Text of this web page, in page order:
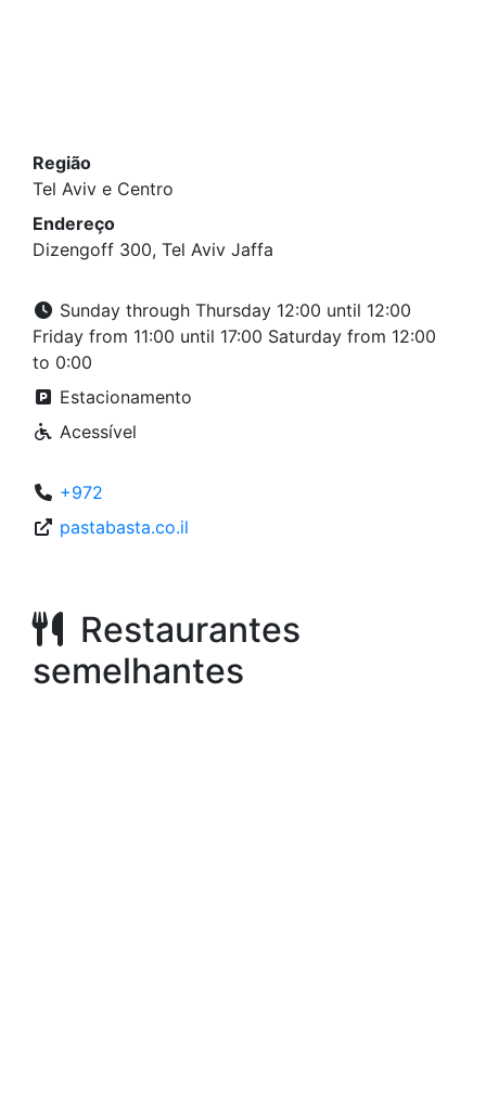
Região
Tel Aviv e Centro
Endereço
Dizengoff 300, Tel Aviv Jaffa
Sunday through Thursday 12:00 until 12:00
Friday from 11:00 until 17:00 Saturday from 12:00
to 0:00
Estacionamento
Acessível
+972
pastabasta.co.il
Restaurantes
semelhantes